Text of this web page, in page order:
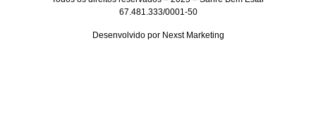
67.481.333/0001-50
Desenvolvido por Nexst Marketing